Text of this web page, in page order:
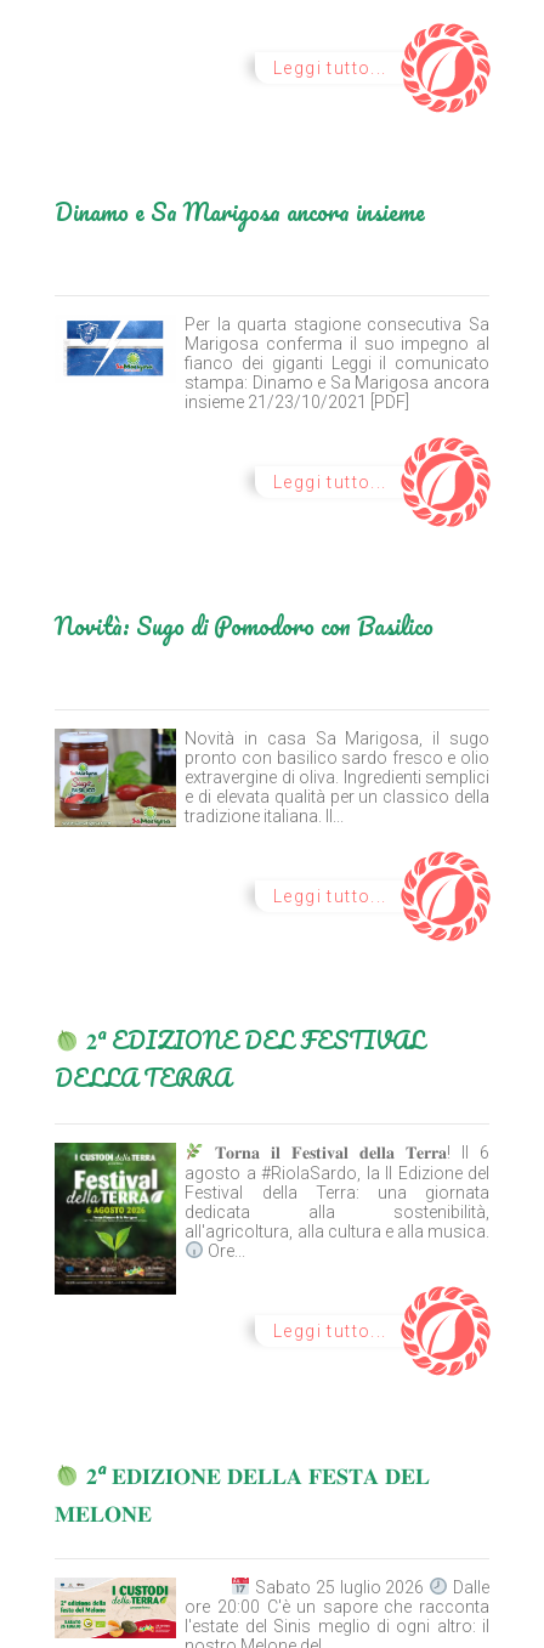
Leggi tutto...
Dinamo e Sa Marigosa ancora insieme
Per la quarta stagione consecutiva Sa
Marigosa conferma il suo impegno al
fianco dei giganti Leggi il comunicato
stampa: Dinamo e Sa Marigosa ancora
insieme 21/23/10/2021 [PDF]
Leggi tutto...
Novità: Sugo di Pomodoro con Basilico
Novità in casa Sa Marigosa, il sugo
pronto con basilico sardo fresco e olio
extravergine di oliva. Ingredienti semplici
e di elevata qualità per un classico della
tradizione italiana. Il...
Leggi tutto...
𝟐ª EDIZIONE DEL FESTIVAL
DELLA TERRA
𝐓𝐨𝐫𝐧𝐚 𝐢𝐥 𝐅𝐞𝐬𝐭𝐢𝐯𝐚𝐥 𝐝𝐞𝐥𝐥𝐚 𝐓𝐞𝐫𝐫𝐚! Il 6
agosto a #RiolaSardo, la II Edizione del
Festival della Terra: una giornata
dedicata alla sostenibilità,
all'agricoltura, alla cultura e alla musica.
Ore...
Leggi tutto...
𝟐ª 𝐄𝐃𝐈𝐙𝐈𝐎𝐍𝐄 𝐃𝐄𝐋𝐋𝐀 𝐅𝐄𝐒𝐓𝐀 𝐃𝐄𝐋
𝐌𝐄𝐋𝐎𝐍𝐄
Sabato 25 luglio 2026
Dalle
ore 20:00 C'è un sapore che racconta
l'estate del Sinis meglio di ogni altro: il